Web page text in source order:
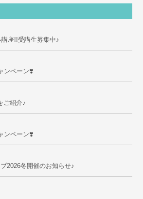
座!!受講生募集中♪
ンペーン❣️
ご紹介♪
ンペーン❣️
2026冬開催のお知らせ♪